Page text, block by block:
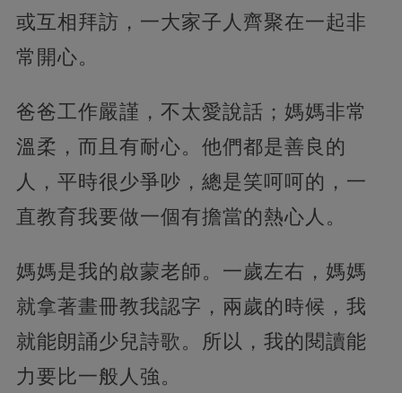
或互相拜訪，一大家子人齊聚在一起非
常開心。
爸爸工作嚴謹，不太愛說話；媽媽非常
溫柔，而且有耐心。他們都是善良的
人，平時很少爭吵，總是笑呵呵的，一
直教育我要做一個有擔當的熱心人。
媽媽是我的啟蒙老師。一歲左右，媽媽
就拿著畫冊教我認字，兩歲的時候，我
就能朗誦少兒詩歌。所以，我的閱讀能
力要比一般人強。